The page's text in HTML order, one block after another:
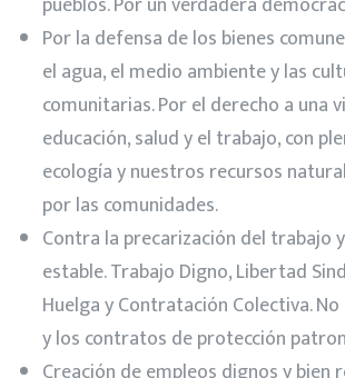
Por la defensa de los bienes
el agua, el medio ambiente y las
comunitarias. Por el derecho a una
educación, salud y el trabajo, con
ecología y nuestros recursos
por las comunidades.
Contra la precarización del trabajo
estable. Trabajo Digno, Libertad
Huelga y Contratación Colectiva.
y los contratos de protección